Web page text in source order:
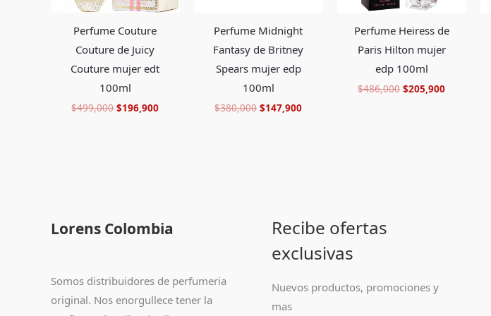
Perfume Couture
Couture de Juicy
Couture mujer edt
100ml
$499,000 $196,900
Perfume Midnight
Fantasy de Britney
Spears mujer edp
100ml
$380,000 $147,900
Perfume Heiress de
Paris Hilton mujer
edp 100ml
$486,000 $205,900
Lorens Colombia
Somos distribuidores de perfumeria
original. Nos enorgullece tener la
Recibe ofertas
exclusivas
Nuevos productos, promociones y
mas